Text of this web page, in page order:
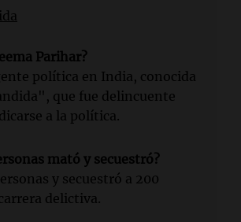
Parihar?
política en India, conocida
que fue delincuente
a la política.
mató y secuestró?
y secuestró a 200
delictiva.